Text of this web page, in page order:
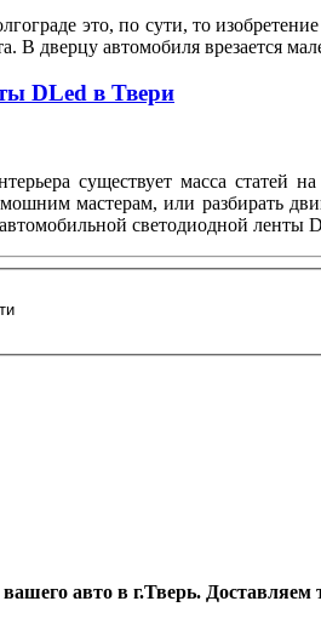
это, по сути, то
В дверцу автомобиля врезается
DLed в Твери
существует масса статей
мастерам, или разбирать
светодиодной ленты
авто в г.Тверь.